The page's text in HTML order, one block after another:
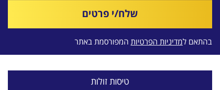
שלח/י פרטים
בהתאם למדיניות הפרטיות המפורסמת באתר
טיסות זולות